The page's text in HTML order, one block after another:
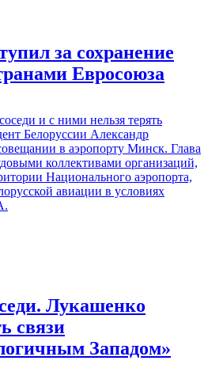
за сохранение
Евросоюза
и с ними нельзя терять
Белоруссии Александр
в аэропорту Минск. Глава
коллективами организаций,
Национального аэропорта,
авиации в условиях
Лукашенко
связи
Западом»